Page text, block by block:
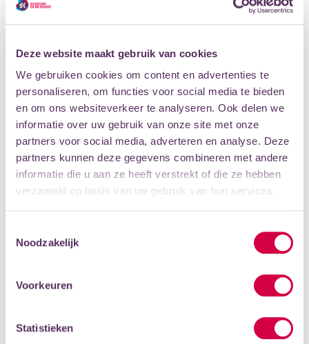
Deze website maakt gebruik van cookies
We gebruiken cookies om content en advertenties te
personaliseren, om functies voor social media te bieden
en om ons websiteverkeer te analyseren. Ook delen we
informatie over uw gebruik van onze site met onze
partners voor social media, adverteren en analyse. Deze
partners kunnen deze gegevens combineren met andere
informatie die u aan ze heeft verstrekt of die ze hebben
verzameld op basis van uw gebruik van hun services.
Noodzakelijk
Voorkeuren
Statistieken
Onder de titel urban dance vallen verschillende
en breakdance. Bij Scholen in de Kunst combineer je deze